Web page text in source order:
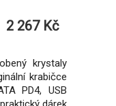
2 267 Kč
krystaly
krabičce
PD4, USB